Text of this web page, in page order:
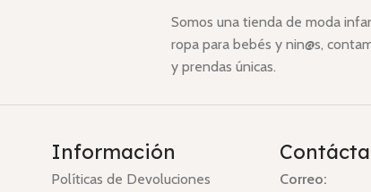
Somos una tienda de moda
ropa para bebés y nin@s,
y prendas únicas.
Información
Políticas de Devoluciones
Correo: